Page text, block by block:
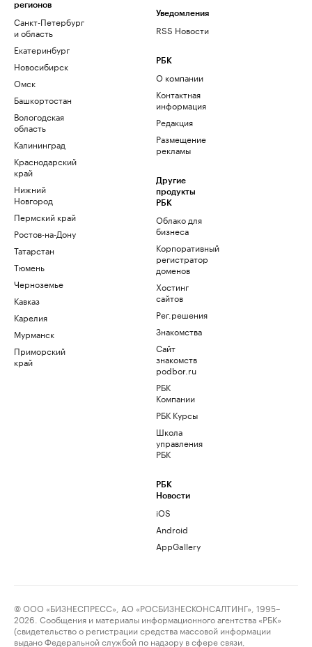
регионов
Санкт-Петербург
и область
Екатеринбург
Новосибирск
Омск
Башкортостан
Вологодская
область
Калининград
Краснодарский
край
Нижний
Новгород
Пермский край
Ростов-на-Дону
Татарстан
Тюмень
Черноземье
Кавказ
Карелия
Мурманск
Приморский
край
Уведомления
RSS Новости
РБК
О компании
Контактная
информация
Редакция
Размещение
рекламы
Другие
продукты
РБК
Облако для
бизнеса
Корпоративный
регистратор
доменов
Хостинг
сайтов
Рег.решения
Знакомства
Сайт
знакомств
podbor.ru
РБК
Компании
РБК Курсы
Школа
управления
РБК
РБК
Новости
iOS
Android
AppGallery
© ООО «БИЗНЕСПРЕСС», АО «РОСБИЗНЕСКОНСАЛТИНГ», 1995–
2026. Сообщения и материалы информационного агентства «РБК»
(свидетельство о регистрации средства массовой информации
выдано Федеральной службой по надзору в сфере связи,